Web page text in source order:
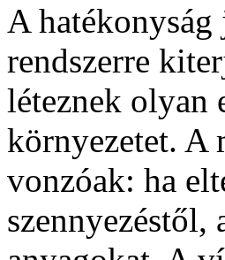
A hatékonyság
rendszerre
léteznek olyan
környezetet. A
vonzóak: ha
szennyezéstől,